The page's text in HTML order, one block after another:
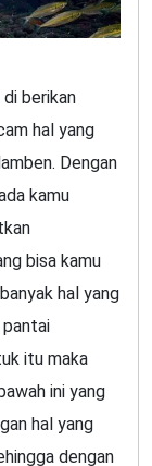
di berikan
hal yang
Dengan
kamu
bisa kamu
hal yang
pantai
itu maka
ini yang
hal yang
dengan